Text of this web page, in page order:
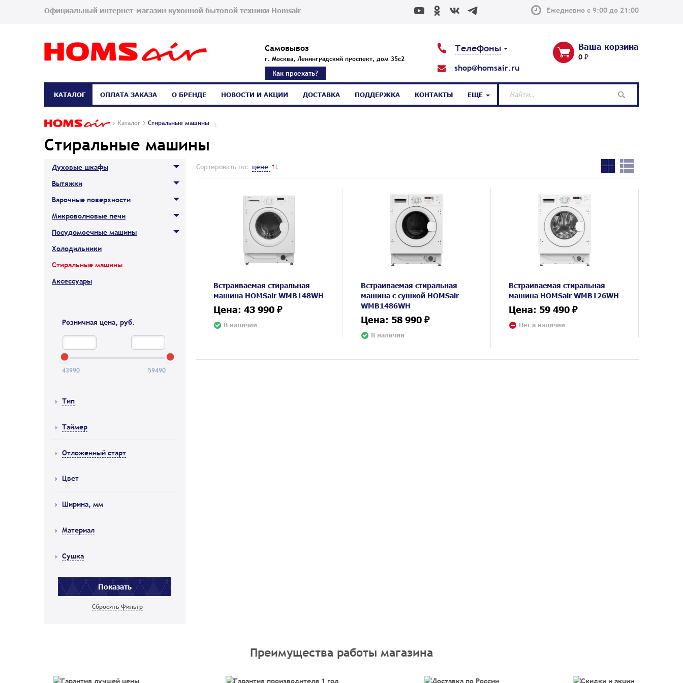
Официальный интернет-магазин кухонной бытовой техники Homsair Ежедневно с 9:00 до 21:00
Самовывоз
г. Москва, Ленинградский проспект, дом 35с2
Как проехать?
Телефоны
shop@homsair.ru
Ваша корзина
0 ₽
Каталог Стиральные машины
Стиральные машины
Духовые шкафы
Вытяжки
Варочные поверхности
Микроволновые печи
Посудомоечные машины
Холодильники
Стиральные машины
Аксессуары
Розничная цена, руб.
43990 59490
Тип
Таймер
Отложенный старт
Цвет
Ширина, мм
Материал
Сушка
Сортировать по: цене
Встраиваемая стиральная
машина HOMSair WMB148WH
Цена: 43 990 ₽
В наличии
Встраиваемая стиральная
машина с сушкой HOMSair
WMB1486WH
Цена: 58 990 ₽
В наличии
Встраиваемая стиральная
машина HOMSair WMB126WH
Цена: 59 490 ₽
Нет в наличии
Преимущества работы магазина
КАТАЛОГ ОПЛАТА ЗАКАЗА О БРЕНДЕ НОВОСТИ И АКЦИИ ДОСТАВКА ПОДДЕРЖКА КОНТАКТЫ ЕЩЕ